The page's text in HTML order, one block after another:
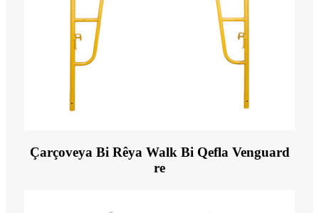
Çarçoveya Bi Rêya Walk Bi Qefla Venguard
re